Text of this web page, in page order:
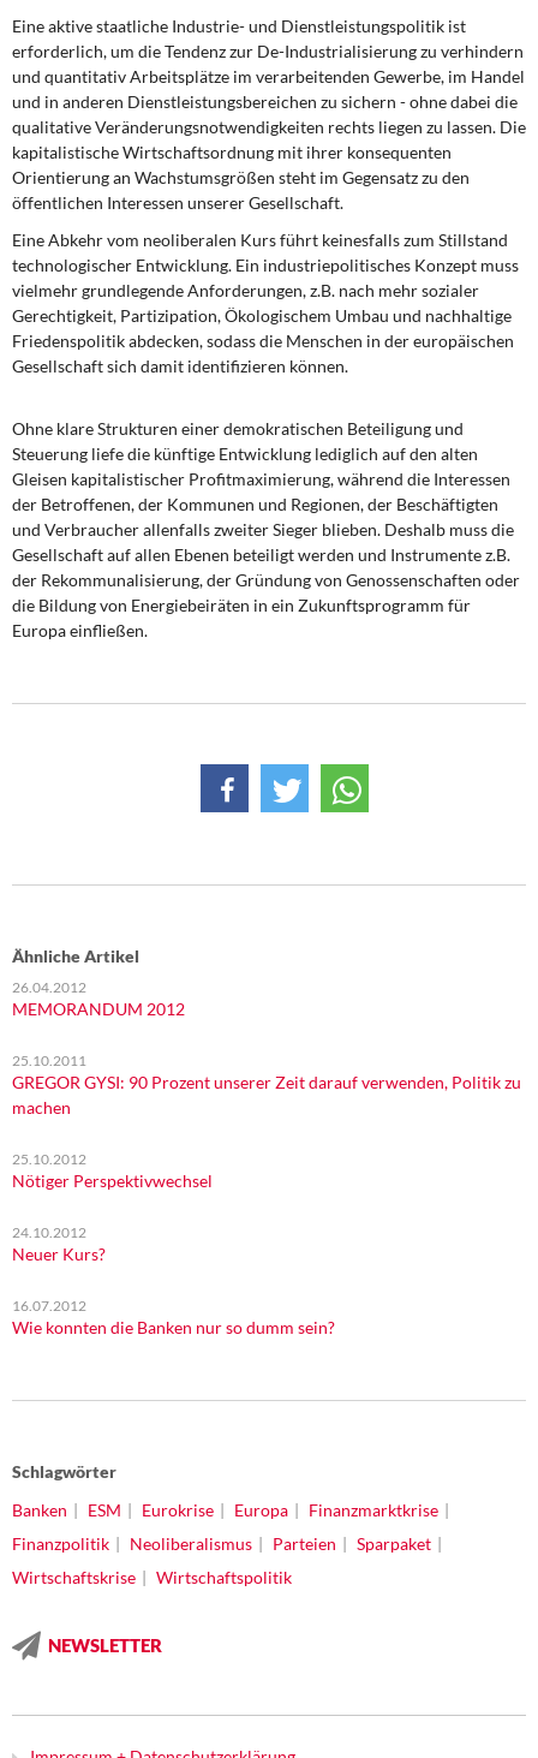
Eine aktive staatliche Industrie- und Dienstleistungspolitik ist
erforderlich, um die Tendenz zur De-Industrialisierung zu verhindern
und quantitativ Arbeitsplätze im verarbeitenden Gewerbe, im Handel
und in anderen Dienstleistungsbereichen zu sichern - ohne dabei die
qualitative Veränderungsnotwendigkeiten rechts liegen zu lassen. Die
kapitalistische Wirtschaftsordnung mit ihrer konsequenten
Orientierung an Wachstumsgrößen steht im Gegensatz zu den
öffentlichen Interessen unserer Gesellschaft.
Eine Abkehr vom neoliberalen Kurs führt keinesfalls zum Stillstand
technologischer Entwicklung. Ein industriepolitisches Konzept muss
vielmehr grundlegende Anforderungen, z.B. nach mehr sozialer
Gerechtigkeit, Partizipation, Ökologischem Umbau und nachhaltige
Friedenspolitik abdecken, sodass die Menschen in der europäischen
Gesellschaft sich damit identifizieren können.
Ohne klare Strukturen einer demokratischen Beteiligung und
Steuerung liefe die künftige Entwicklung lediglich auf den alten
Gleisen kapitalistischer Profitmaximierung, während die Interessen
der Betroffenen, der Kommunen und Regionen, der Beschäftigten
und Verbraucher allenfalls zweiter Sieger blieben. Deshalb muss die
Gesellschaft auf allen Ebenen beteiligt werden und Instrumente z.B.
der Rekommunalisierung, der Gründung von Genossenschaften oder
die Bildung von Energiebeiräten in ein Zukunftsprogramm für
Europa einfließen.
Ähnliche Artikel
26.04.2012
MEMORANDUM 2012
25.10.2011
GREGOR GYSI: 90 Prozent unserer Zeit darauf verwenden, Politik zu
machen
25.10.2012
Nötiger Perspektivwechsel
24.10.2012
Neuer Kurs?
16.07.2012
Wie konnten die Banken nur so dumm sein?
Schlagwörter
Banken
ESM Eurokrise Europa
Finanzmarktkrise
Finanzpolitik
Neoliberalismus Parteien
Sparpaket
Wirtschaftskrise
Wirtschaftspolitik
NEWSLETTER